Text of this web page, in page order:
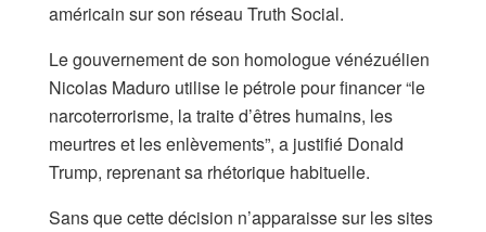
américain sur son réseau Truth Social.
Le gouvernement de son homologue vénézuélien
Nicolas Maduro utilise le pétrole pour financer “le
narcoterrorisme, la traite d’êtres humains, les
meurtres et les enlèvements”, a justifié Donald
Trump, reprenant sa rhétorique habituelle.
Sans que cette décision n’apparaisse sur les sites